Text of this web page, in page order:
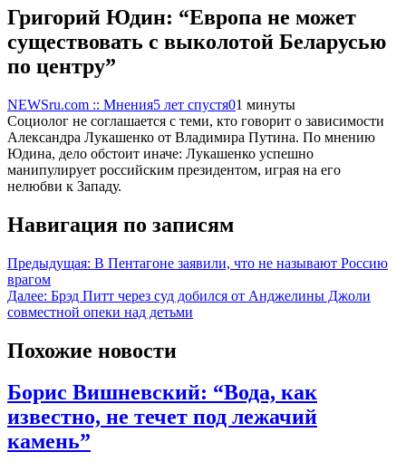
Григорий Юдин: “Европа не может
существовать с выколотой Беларусью
по центру”
NEWSru.com :: Мнения5 лет спустя01 минуты
Социолог не соглашается с теми, кто говорит о зависимости
Александра Лукашенко от Владимира Путина. По мнению
Юдина, дело обстоит иначе: Лукашенко успешно
манипулирует российским президентом, играя на его
нелюбви к Западу.
Навигация по записям
Предыдущая: В Пентагоне заявили, что не называют Россию
врагом
Далее: Брэд Питт через суд добился от Анджелины Джоли
совместной опеки над детьми
Похожие новости
Борис Вишневский: “Вода, как
известно, не течет под лежачий
камень”